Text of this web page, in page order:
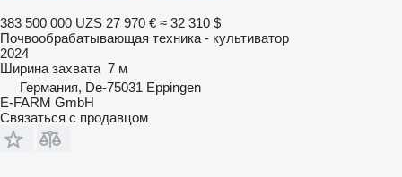
383 500 000 UZS 27 970 € ≈ 32 310 $
Почвообрабатывающая техника - культиватор
2024
Ширина захвата 7 м
Германия, De-75031 Eppingen
E-FARM GmbH
Связаться с продавцом